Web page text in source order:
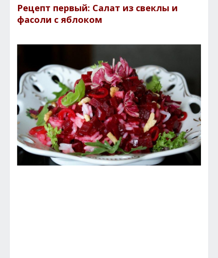
Рецепт первый: Салат из свеклы и
фасоли с яблоком